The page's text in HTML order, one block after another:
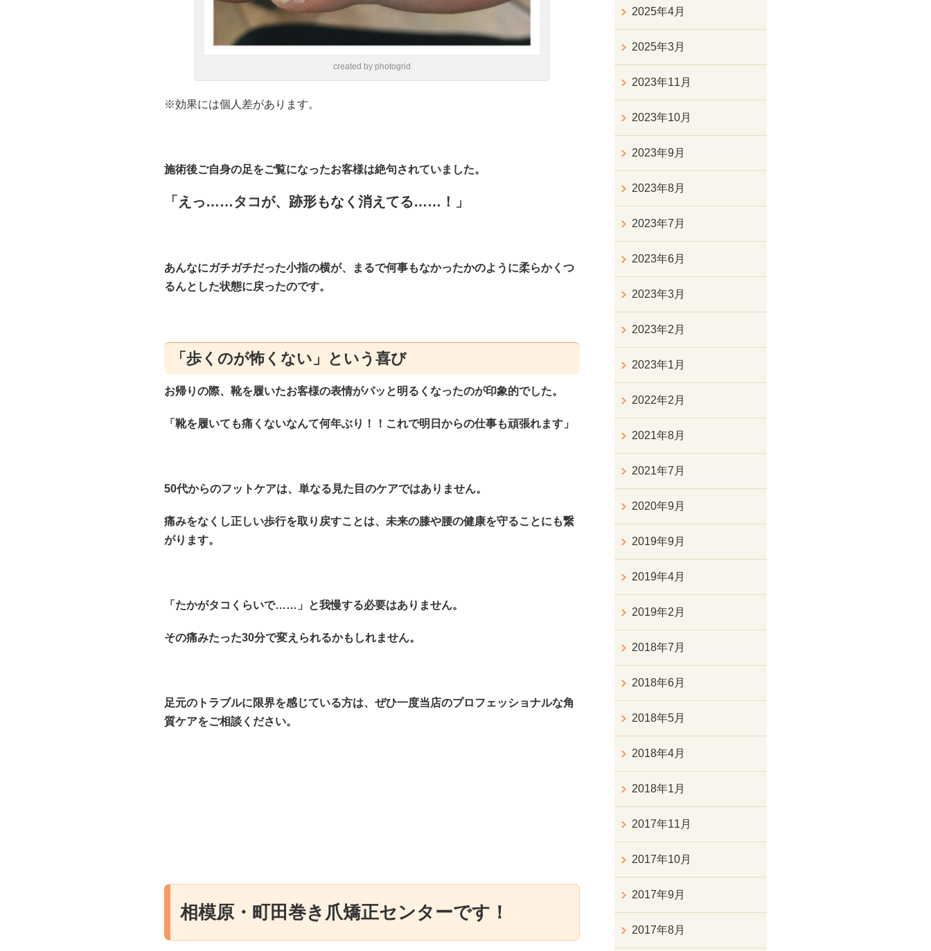
created by photogrid
※効果には個人差があります。
施術後ご自身の足をご覧になったお客様は絶句されていました。
「えっ……タコが、跡形もなく消えてる……！」
あんなにガチガチだった小指の横が、まるで何事もなかったかのように柔らかくつ
るんとした状態に戻ったのです。
「歩くのが怖くない」という喜び
お帰りの際、靴を履いたお客様の表情がパッと明るくなったのが印象的でした。
「靴を履いても痛くないなんて何年ぶり！！これで明日からの仕事も頑張れます」
50代からのフットケアは、単なる見た目のケアではありません。
痛みをなくし正しい歩行を取り戻すことは、未来の膝や腰の健康を守ることにも繋
がります。
「たかがタコくらいで……」と我慢する必要はありません。
その痛みたった30分で変えられるかもしれません。
足元のトラブルに限界を感じている方は、ぜひ一度当店のプロフェッショナルな角
質ケアをご相談ください。
相模原・町田巻き爪矯正センターです！
2025年4月
2025年3月
2023年11月
2023年10月
2023年9月
2023年8月
2023年7月
2023年6月
2023年3月
2023年2月
2023年1月
2022年2月
2021年8月
2021年7月
2020年9月
2019年9月
2019年4月
2019年2月
2018年7月
2018年6月
2018年5月
2018年4月
2018年1月
2017年11月
2017年10月
2017年9月
2017年8月